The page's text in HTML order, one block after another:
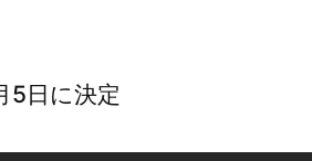
5日に決定